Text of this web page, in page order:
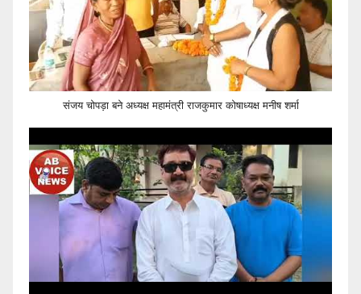
संजय चोपड़ा बने अध्यक्ष महामंत्री राजकुमार कोषाध्यक्ष मनीष शर्मा